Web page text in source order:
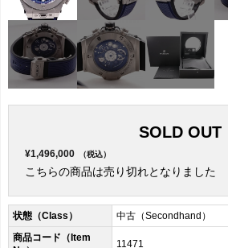
SOLD OUT
¥1,496,000 （税込）
こちらの商品は売り切れとなりました
状態（Class）
中古（Secondhand）
商品コード（Item
11471